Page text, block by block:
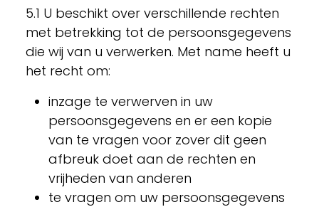
5.1 U beschikt over verschillende rechten
met betrekking tot de persoonsgegevens
die wij van u verwerken. Met name heeft u
het recht om:
inzage te verwerven in uw
persoonsgegevens en er een kopie
van te vragen voor zover dit geen
afbreuk doet aan de rechten en
vrijheden van anderen
te vragen om uw persoonsgegevens